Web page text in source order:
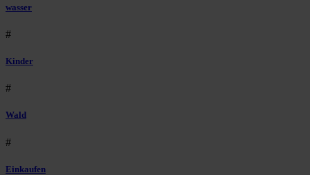
wasser
#
Kinder
#
Wald
#
Einkaufen